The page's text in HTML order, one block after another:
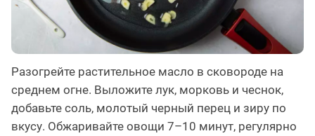
Разогрейте растительное масло в сковороде на
среднем огне. Выложите лук, морковь и чеснок,
добавьте соль, молотый черный перец и зиру по
вкусу. Обжаривайте овощи 7–10 минут, регулярно